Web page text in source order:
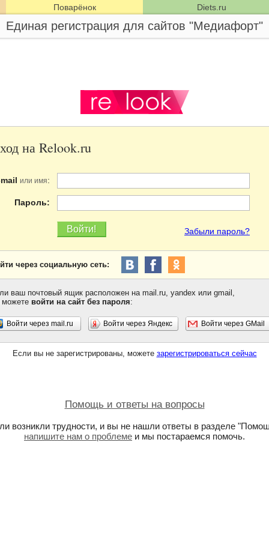
Поварёнок Diets.ru
Единая регистрация для сайтов "Медиафорт"
на Relook.ru
или имя:
Пароль:
Забыли пароль?
через социальную сеть:
ваш почтовый ящик расположен на mail.ru, yandex или gmail,
можете войти на сайт без пароля:
Войти через mail.ru Войти через Яндекс Войти через GMail
Если вы не зарегистрированы, можете зарегистрироваться сейчас
Помощь и ответы на вопросы
возникли трудности, и вы не нашли ответы в разделе
напишите нам о проблеме и мы постараемся помочь.